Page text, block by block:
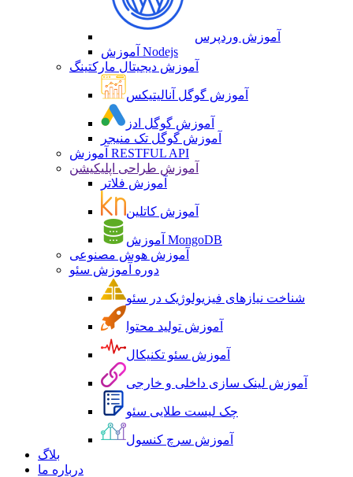
آموزش وردپرس
آموزش Nodejs
آموزش دیجیتال مارکتینگ
آموزش گوگل آنالیتیکس
آموزش گوگل ادز
آموزش گوگل تک منیجر
آموزش RESTFUL API
آموزش طراحی اپلیکیشن
آموزش فلاتر
آموزش کاتلین
آموزش MongoDB
آموزش هوش مصنوعی
دوره آموزش سئو
شناخت نیازهای فیزیولوژیک در سئو
آموزش تولید محتوا
آموزش سئو تکنیکال
آموزش لینک سازی داخلی و خارجی
چک لیست طلایی سئو
آموزش سرچ کنسول
بلاگ
درباره ما